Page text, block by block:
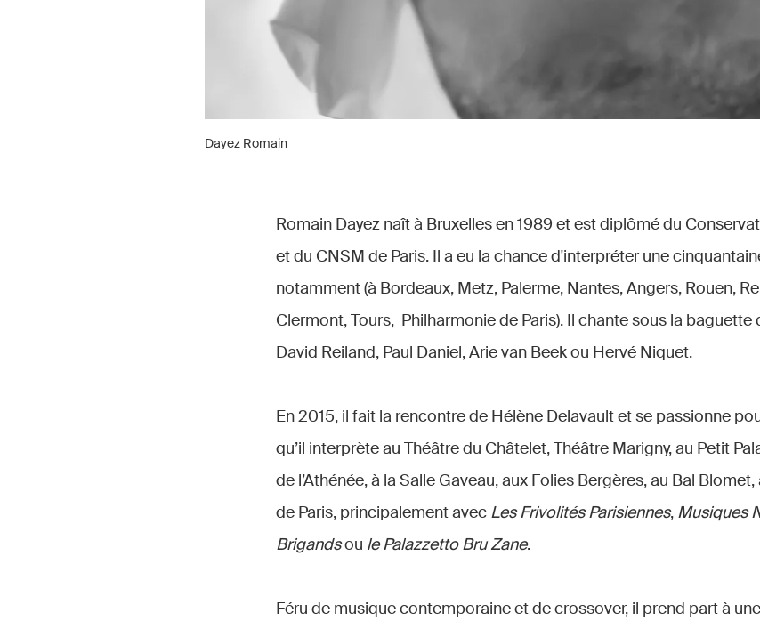
Dayez Romain
Romain Dayez naît à Bruxelles en 1989 et est diplômé du
et du CNSM de Paris. Il a eu la chance d'interpréter une
notamment (à Bordeaux, Metz, Palerme, Nantes, Angers, Rouen,
Clermont, Tours, Philharmonie de Paris). Il chante sous la
David Reiland, Paul Daniel, Arie van Beek ou Hervé Niquet.
En 2015, il fait la rencontre de Hélène Delavault et se passionne
qu’il interprète au Théâtre du Châtelet, Théâtre Marigny, au Petit
de l’Athénée, à la Salle Gaveau, aux Folies Bergères, au Bal
de Paris, principalement avec Les Frivolités Parisiennes, Musiques
Brigandsou le Palazzetto Bru Zane.
Féru de musique contemporaine et de crossover, il prend part à